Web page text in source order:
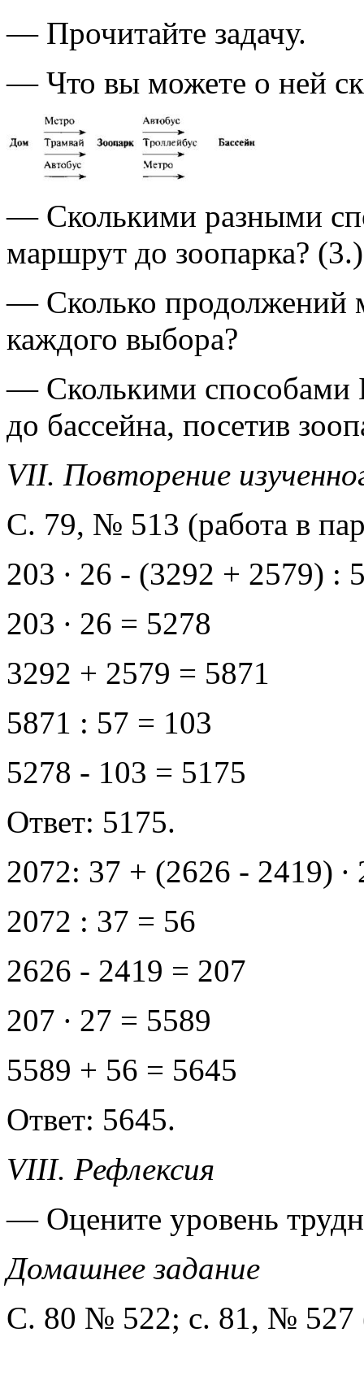
— Прочитайте задачу.
— Что вы можете о ней
— Сколькими разными
маршрут до зоопарка? (3.)
— Сколько продолжений
каждого выбора?
— Сколькими способами
до бассейна, посетив
VII. Повторение
С. 79, № 513 (работа в
203 ∙ 26 - (3292 + 2579) :
203 ∙ 26 = 5278
3292 + 2579 = 5871
5871 : 57 = 103
5278 - 103 = 5175
Ответ: 5175.
2072: 37 + (2626 - 2419) ∙
2072 : 37 = 56
2626 - 2419 = 207
207 ∙ 27 = 5589
5589 + 56 = 5645
Ответ: 5645.
VIII. Рефлексия
— Оцените уровень
Домашнее задание
С. 80 № 522; с. 81, № 527